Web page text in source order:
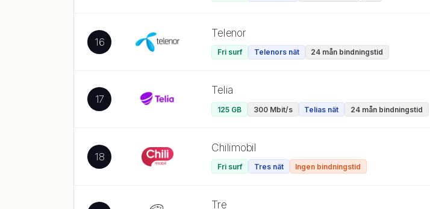
16
Telenor
Fri surf Telenors nät 24 mån bindningstid
17
Telia
125 GB 300 Mbit/s Telias nät 24 mån bindningstid
18
Chilimobil
Fri surf Tres nät Ingen bindningstid
Tre